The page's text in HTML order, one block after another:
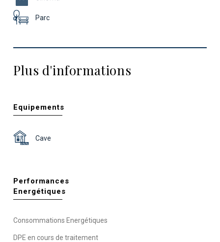
Parc
Plus d'informations
Equipements
Cave
Performances
Energétiques
Consommations Energétiques
DPE en cours de traitement